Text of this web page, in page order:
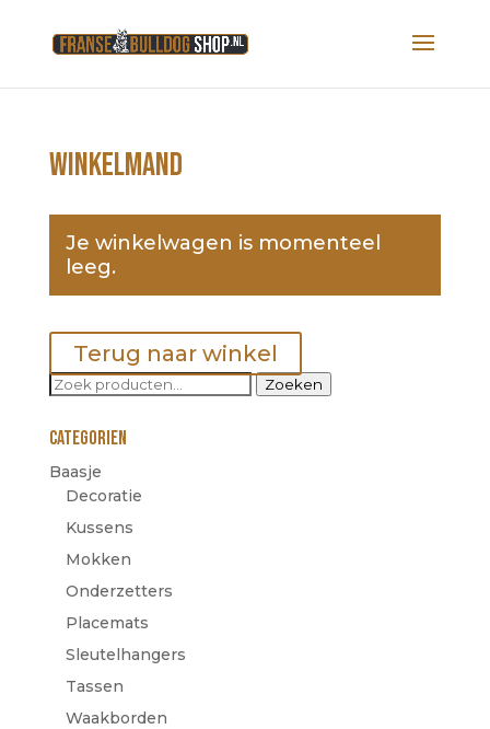
Winkelmand
Je winkelwagen is momenteel
leeg.
Terug naar winkel
Zoeken
Zoeken
Categorien
Baasje
Decoratie
Kussens
Mokken
Onderzetters
Placemats
Sleutelhangers
Tassen
Waakborden